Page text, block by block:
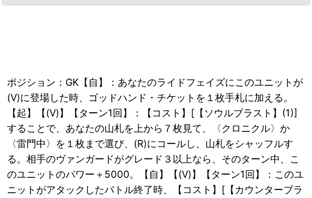
ポジション：GK【自】：あなたのライドフェイズにこのユニットが
(V)に登場した時、ゴッドハンド・チケットを１枚手札に加える。
【起】【(V)】【ターン1回】：【コスト】[【ソウルブラスト】(1)]
することで、あなたの山札を上から７枚見て、〈クロニクル〉か
〈雷門中〉を１枚まで選び、(R)にコールし、山札をシャッフルす
る。相手のヴァンガードがグレード３以上なら、そのターン中、こ
のユニットのパワー＋5000。【自】【(V)】【ターン1回】：このユ
ニットがアタックしたバトル終了時、【コスト】[【カウンターブラ